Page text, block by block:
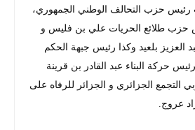
رئيس حزب التحالف الوطني الجمهوري،
حزب طلائع الحريات علي بن فليس و
العزيز بلعيد وكذا رئيس جبهة الحكم
حركة البناء عبد القادر بن قرينة
التجمع الجزائري و الجزائر للرفاه على
عروج.